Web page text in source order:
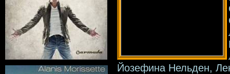
Йозефина Нельден,